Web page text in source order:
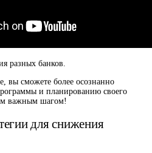
разных банков.
вы сможете более осознанно
и планированию своего
важным шагом!
для снижения